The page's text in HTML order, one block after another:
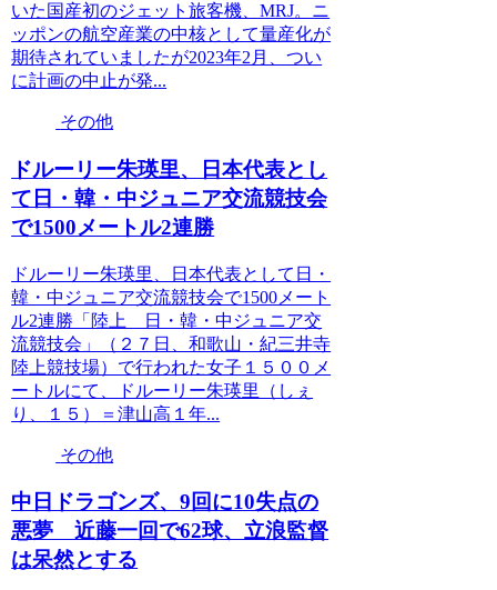
いた国産初のジェット旅客機、MRJ。ニ
ッポンの航空産業の中核として量産化が
期待されていましたが2023年2月、つい
に計画の中止が発...
その他
ドルーリー朱瑛里、日本代表とし
て日・韓・中ジュニア交流競技会
で1500メートル2連勝
ドルーリー朱瑛里、日本代表として日・
韓・中ジュニア交流競技会で1500メート
ル2連勝「陸上 日・韓・中ジュニア交
流競技会」（２７日、和歌山・紀三井寺
陸上競技場）で行われた女子１５００メ
ートルにて、ドルーリー朱瑛里（しぇ
り、１５）＝津山高１年...
その他
中日ドラゴンズ、9回に10失点の
悪夢 近藤一回で62球、立浪監督
は呆然とする